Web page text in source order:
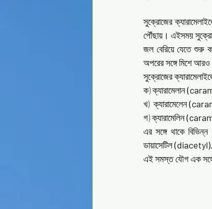
সুক্রোজের
পৌঁছায়। এইসময়
জল বেরিয়ে যেতে শুরু
অপরের সঙ্গে মিশে
সুক্রোজের
ক) ক্যারামেলান
খ)  ক্যারামেলেন
গ) ক্যারামেলিন
এর সঙ্গে থাকে
ডায়াসেটিল (diacetyl).
এই সমস্ত যৌগ এক সঙ্গে